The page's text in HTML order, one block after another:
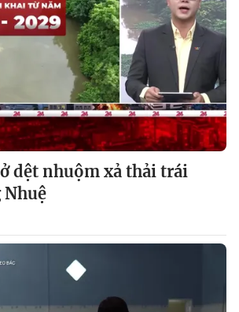
dệt nhuộm xả thải trái
Nhuệ